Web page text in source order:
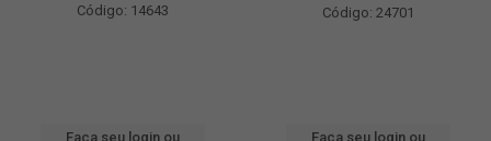
Código: 14643
Faça seu login ou
Código: 24701
Faça seu login ou